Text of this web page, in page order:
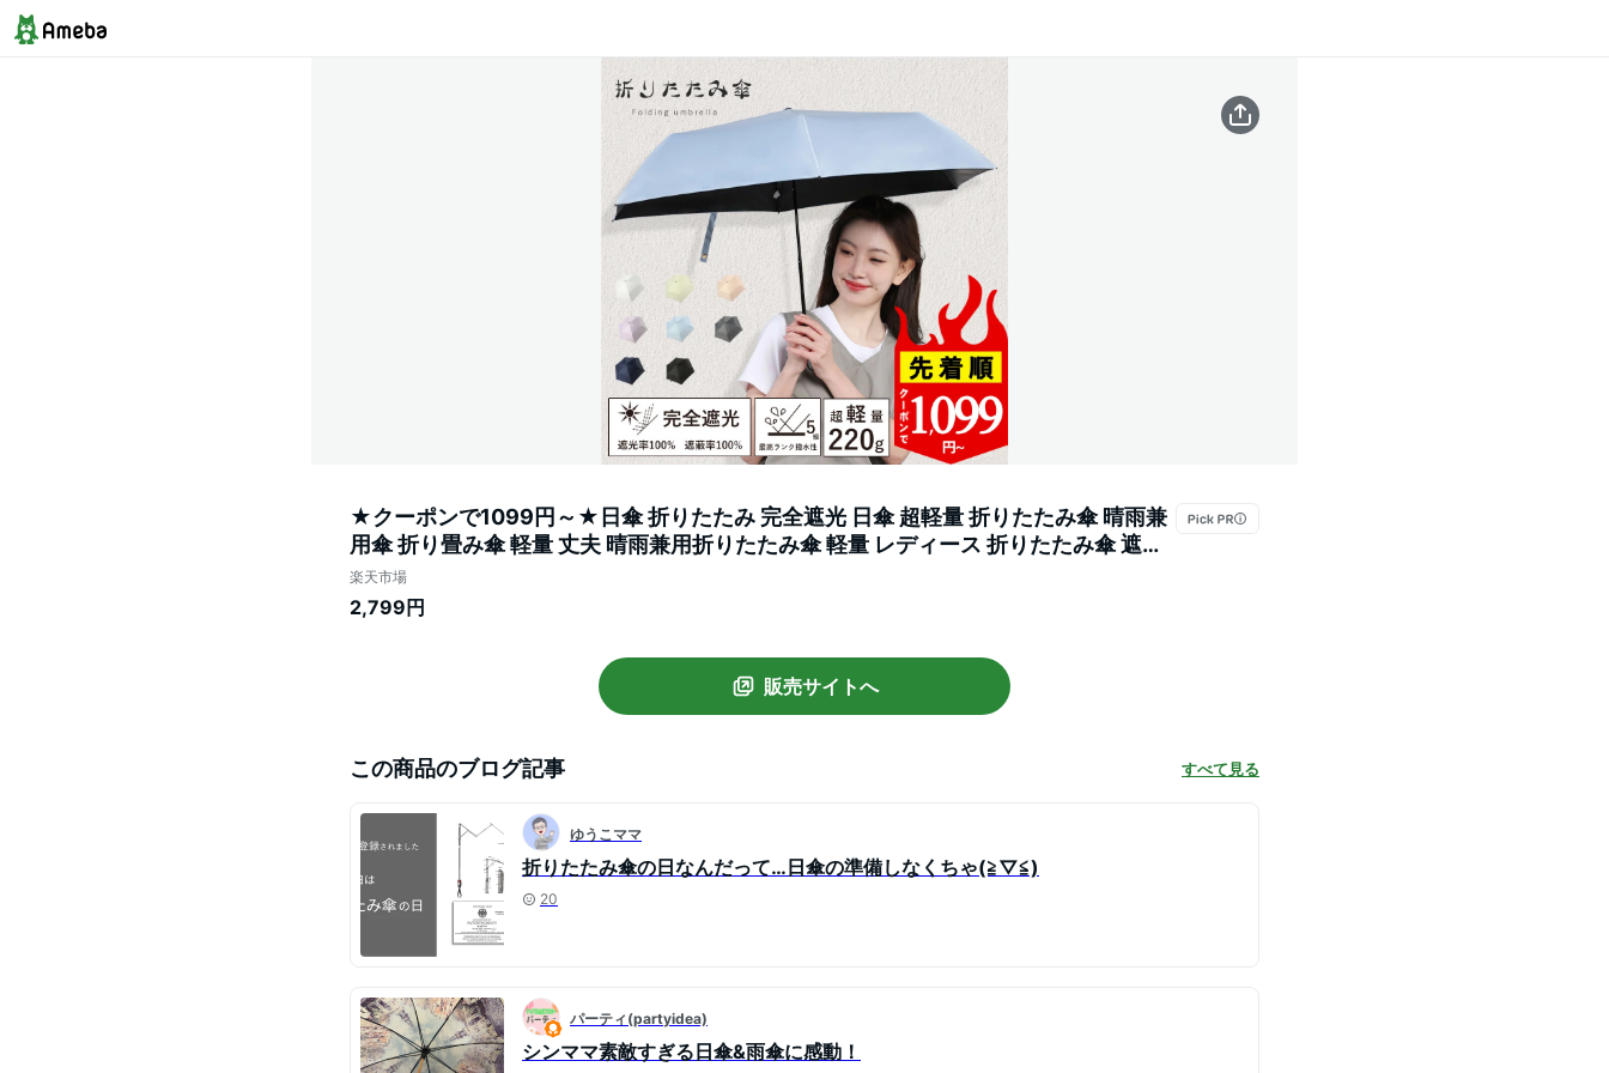
★クーポンで1099円～★日傘 折りたたみ 完全遮光 日傘 超軽量 折りたたみ傘 晴雨兼
用傘 折り畳み傘 軽量 丈夫 晴雨兼用折りたたみ傘 軽量 レディース 折りたたみ傘 遮光
率100％ 日焼け対策 遮蔽率100％ 遮熱 撥水 uvカット 紫外線対策 ZDS11
楽天市場
2,799円
販売サイトへ
この商品のブログ記事 すべて見る
ゆうこママ
折りたたみ傘の日なんだって…日傘の準備しなくちゃ(≧▽≦)
20
パーティ(partyidea)
シンママ素敵すぎる日傘&雨傘に感動！